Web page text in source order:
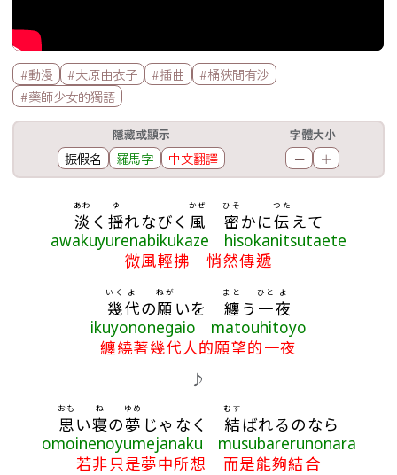
標籤欄
#動漫 #大原由衣子 #插曲
#桶狹間有沙
#藥師少女的獨語
隱藏或顯示
振假名 羅馬字 中文翻譯
字體大小
－ ＋
淡
あわ
く 揺
ゆ
れなびく 風
かぜ
密
ひそ
かに伝
つた
えて
awakuyurenabikukaze hisokanitsutaete
微風輕拂 悄然傳遞
幾
いく
代
よ
の願
ねが
いを 纏
まと
う 一
ひと
夜
よ
ikuyononegaio matouhitoyo
纏繞著幾代人的願望的一夜
♪
思
おも
い寝
ね
の夢
ゆめ
じゃなく 結
むす
ばれるのなら
omoinenoyumejanaku musubarerunonara
若非只是夢中所想 而是能夠結合